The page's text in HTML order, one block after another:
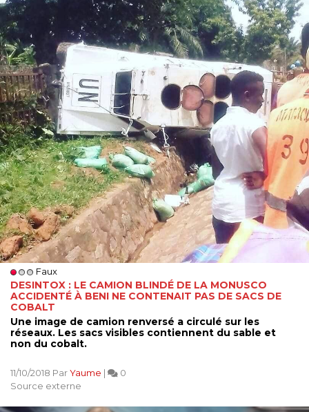
Faux
DESINTOX : LE CAMION BLINDÉ DE LA MONUSCO
ACCIDENTÉ À BENI NE CONTENAIT PAS DE SACS DE
COBALT
Une image de camion renversé a circulé sur les
réseaux. Les sacs visibles contiennent du sable et
non du cobalt.
11/10/2018 ParYaume |
0
Source externe